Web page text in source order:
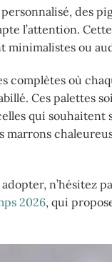
des
l’attention.
minimalistes ou
complètes où
Ces palettes
qui souhaitent
n’hésitez
2026, qui